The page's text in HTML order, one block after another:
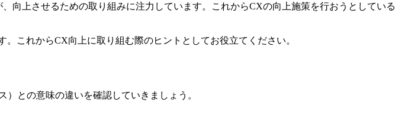
向上させるための取り組みに注力しています。これからCXの向上施策を行おうとしている
これからCX向上に取り組む際のヒントとしてお役立てください。
との意味の違いを確認していきましょう。